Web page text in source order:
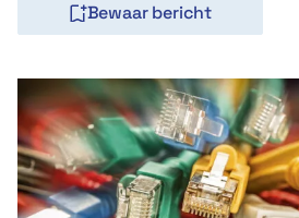
Bewaar bericht